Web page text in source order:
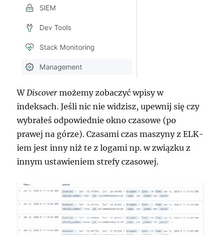
W Discover możemy zobaczyć wpisy w
indeksach. Jeśli nic nie widzisz, upewnij się czy
wybrałeś odpowiednie okno czasowe (po
prawej na górze). Czasami czas maszyny z ELK-
iem jest inny niż te z logami np. w związku z
innym ustawieniem strefy czasowej.